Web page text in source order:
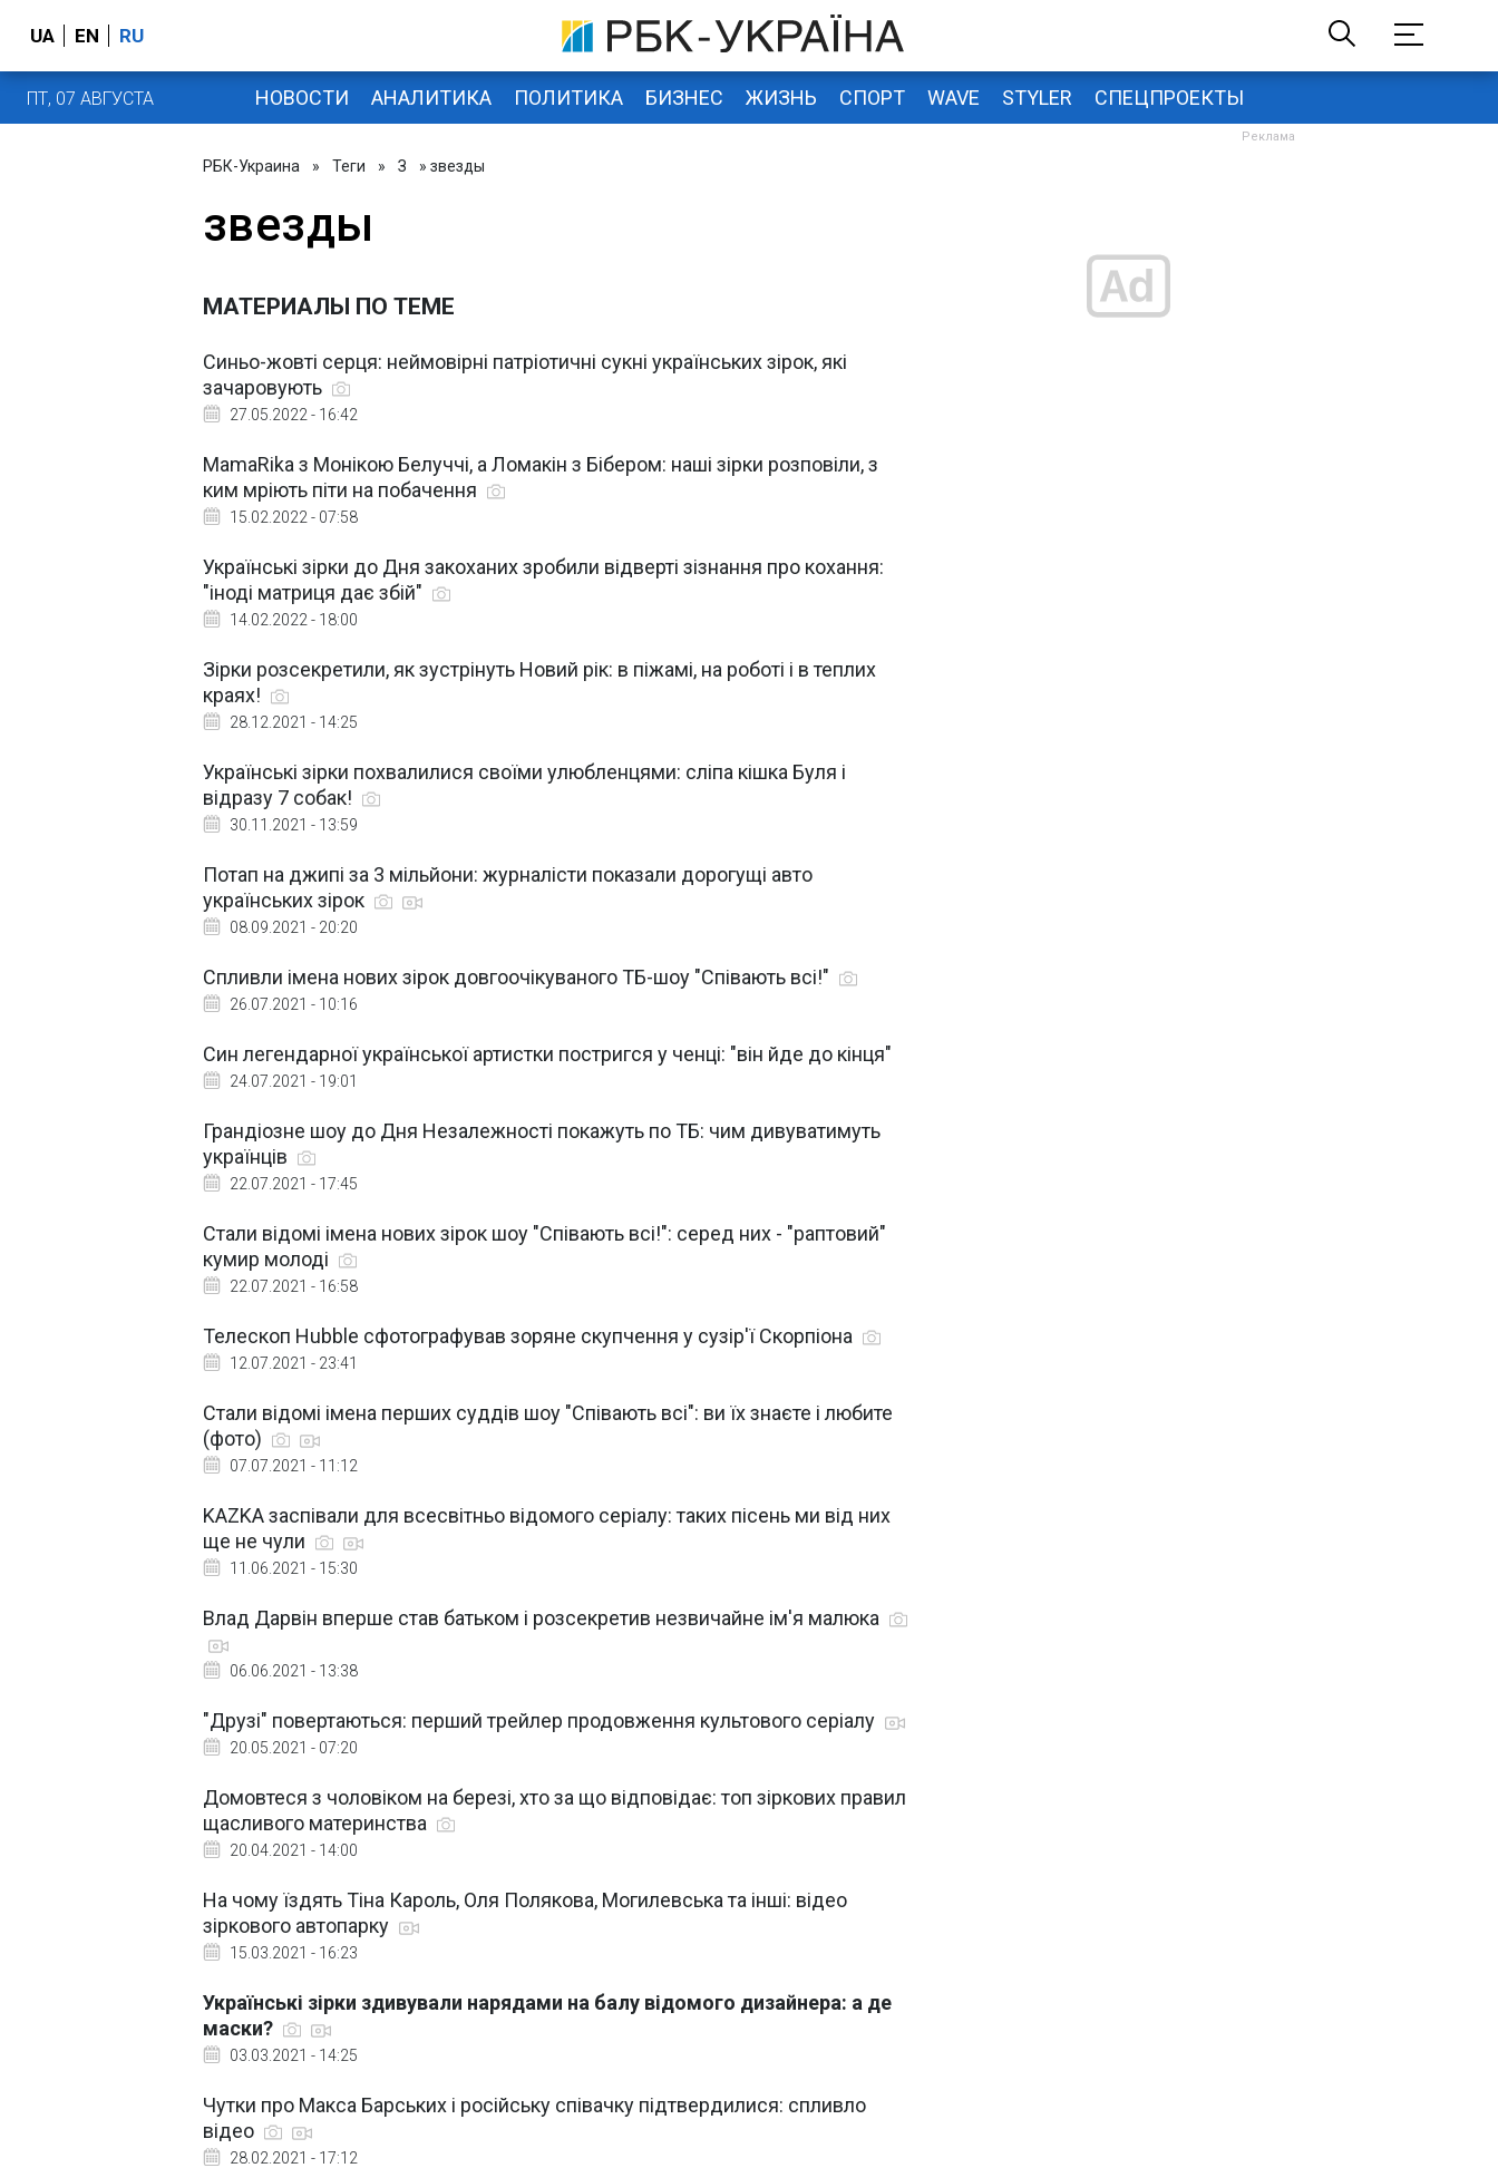
UA EN RU
ПТ, 07 АВГУСТА НОВОСТИ АНАЛИТИКА ПОЛИТИКА БИЗНЕС ЖИЗНЬ СПОРТ WAVE STYLER СПЕЦПРОЕКТЫ
РБК-Украина » Теги » З » звезды
звезды
МАТЕРИАЛЫ ПО ТЕМЕ
Синьо-жовті серця: неймовірні патріотичні сукні українських зірок, які
зачаровують
27.05.2022 - 16:42
MamaRika з Монікою Белуччі, а Ломакін з Бібером: наші зірки розповіли, з
ким мріють піти на побачення
15.02.2022 - 07:58
Українські зірки до Дня закоханих зробили відверті зізнання про кохання:
"іноді матриця дає збій"
14.02.2022 - 18:00
Зірки розсекретили, як зустрінуть Новий рік: в піжамі, на роботі і в теплих
краях!
28.12.2021 - 14:25
Українські зірки похвалилися своїми улюбленцями: сліпа кішка Буля і
відразу 7 собак!
30.11.2021 - 13:59
Потап на джипі за 3 мільйони: журналісти показали дорогущі авто
українських зірок
08.09.2021 - 20:20
Спливли імена нових зірок довгоочікуваного ТБ-шоу "Співають всі!"
26.07.2021 - 10:16
Син легендарної української артистки постригся у ченці: "він йде до кінця"
24.07.2021 - 19:01
Грандіозне шоу до Дня Незалежності покажуть по ТБ: чим дивуватимуть
українців
22.07.2021 - 17:45
Стали відомі імена нових зірок шоу "Співають всі!": серед них - "раптовий"
кумир молоді
22.07.2021 - 16:58
Телескоп Hubble сфотографував зоряне скупчення у сузір'ї Скорпіона
12.07.2021 - 23:41
Стали відомі імена перших суддів шоу "Співають всі": ви їх знаєте і любите
(фото)
07.07.2021 - 11:12
KAZKA заспівали для всесвітньо відомого серіалу: таких пісень ми від них
ще не чули
11.06.2021 - 15:30
Влад Дарвін вперше став батьком і розсекретив незвичайне ім'я малюка
06.06.2021 - 13:38
"Друзі" повертаються: перший трейлер продовження культового серіалу
20.05.2021 - 07:20
Домовтеся з чоловіком на березі, хто за що відповідає: топ зіркових правил
щасливого материнства
20.04.2021 - 14:00
На чому їздять Тіна Кароль, Оля Полякова, Могилевська та інші: відео
зіркового автопарку
15.03.2021 - 16:23
Українські зірки здивували нарядами на балу відомого дизайнера: а де
маски?
03.03.2021 - 14:25
Чутки про Макса Барських і російську співачку підтвердилися: спливло
відео
28.02.2021 - 17:12